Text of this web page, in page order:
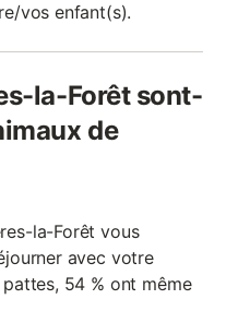
vos enfant(s).
la-Forêt sont-
de
la-Forêt vous
avec votre
54 % ont même